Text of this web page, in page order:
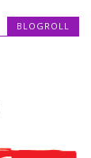
BLOGROLL